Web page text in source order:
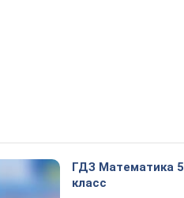
ГДЗ Математика 5
класс